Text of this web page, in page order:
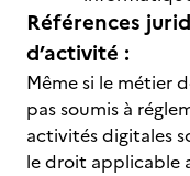
Références
d’activité :
Même si le métier
pas soumis à
activités digitales
le droit applicable